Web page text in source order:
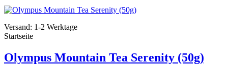
Versand: 1-2 Werktage
Startseite
Olympus Mountain Tea Serenity (50g)